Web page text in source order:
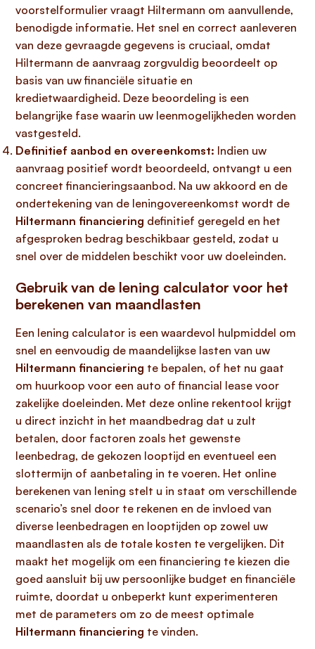
voorstelformulier vraagt Hiltermann om aanvullende,
benodigde informatie. Het snel en correct aanleveren
van deze gevraagde gegevens is cruciaal, omdat
Hiltermann de aanvraag zorgvuldig beoordeelt op
basis van uw financiële situatie en
kredietwaardigheid. Deze beoordeling is een
belangrijke fase waarin uw leenmogelijkheden worden
vastgesteld.
Definitief aanbod en overeenkomst: Indien uw
aanvraag positief wordt beoordeeld, ontvangt u een
concreet financieringsaanbod. Na uw akkoord en de
ondertekening van de leningovereenkomst wordt de
Hiltermann financiering definitief geregeld en het
afgesproken bedrag beschikbaar gesteld, zodat u
snel over de middelen beschikt voor uw doeleinden.
Gebruik van de lening calculator voor het
berekenen van maandlasten
Een lening calculator is een waardevol hulpmiddel om
snel en eenvoudig de maandelijkse lasten van uw
Hiltermann financiering te bepalen, of het nu gaat
om huurkoop voor een auto of financial lease voor
zakelijke doeleinden. Met deze online rekentool krijgt
u direct inzicht in het maandbedrag dat u zult
betalen, door factoren zoals het gewenste
leenbedrag, de gekozen looptijd en eventueel een
slottermijn of aanbetaling in te voeren. Het online
berekenen van lening stelt u in staat om verschillende
scenario’s snel door te rekenen en de invloed van
diverse leenbedragen en looptijden op zowel uw
maandlasten als de totale kosten te vergelijken. Dit
maakt het mogelijk om een financiering te kiezen die
goed aansluit bij uw persoonlijke budget en financiële
ruimte, doordat u onbeperkt kunt experimenteren
met de parameters om zo de meest optimale
Hiltermann financiering te vinden.